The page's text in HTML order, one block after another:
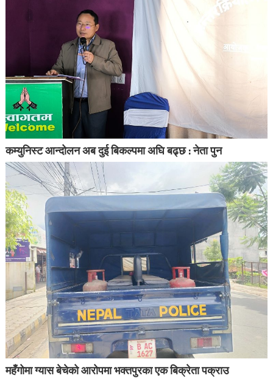
कम्युनिस्ट आन्दोलन अब दुई बिकल्पमा अघि बढ्छ : नेता पुन
महँगोमा ग्यास बेचेको आरोपमा भक्तपुरका एक बिक्रेता पक्राउ